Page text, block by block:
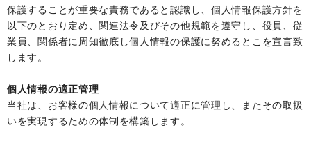
保護することが重要な責務であると認識し、個人情報保護方針を
以下のとおり定め、関連法令及びその他規範を遵守し、役員、従
業員、関係者に周知徹底し個人情報の保護に努めるとこを宣言致
します。
個人情報の適正管理
当社は、お客様の個人情報について適正に管理し、またその取扱
いを実現するための体制を構築します。